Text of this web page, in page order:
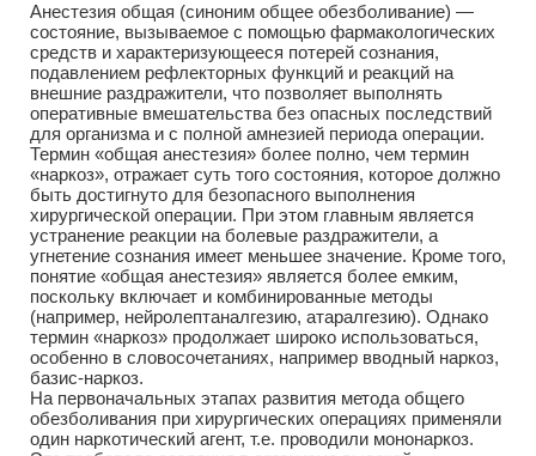
Анестезия общая (синоним общее обезболивание) —
состояние, вызываемое с помощью фармакологических
средств и характеризующееся потерей сознания,
подавлением рефлекторных функций и реакций на
внешние раздражители, что позволяет выполнять
оперативные вмешательства без опасных последствий
для организма и с полной амнезией периода операции.
Термин «общая анестезия» более полно, чем термин
«наркоз», отражает суть того состояния, которое должно
быть достигнуто для безопасного выполнения
хирургической операции. При этом главным является
устранение реакции на болевые раздражители, а
угнетение сознания имеет меньшее значение. Кроме того,
понятие «общая анестезия» является более емким,
поскольку включает и комбинированные методы
(например, нейролептаналгезию, атаралгезию). Однако
термин «наркоз» продолжает широко использоваться,
особенно в словосочетаниях, например вводный наркоз,
базис-наркоз.
На первоначальных этапах развития метода общего
обезболивания при хирургических операциях применяли
один наркотический агент, т.е. проводили мононаркоз.